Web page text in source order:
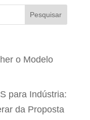
o Modelo
para Indústria:
da Proposta